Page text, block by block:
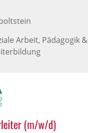
Arbeit, Pädagogik &
(m/w/d)